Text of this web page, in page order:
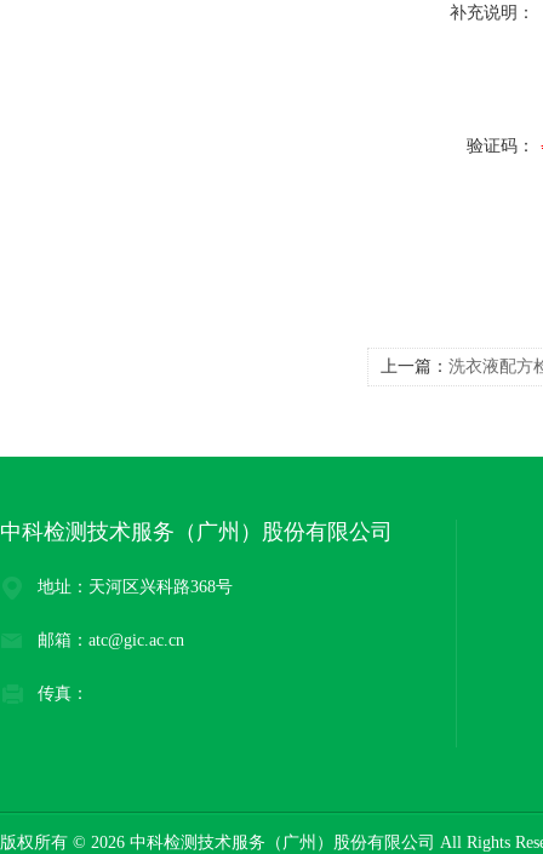
补充说明：
验证码：
上一篇： 洗衣液配方
中科检测技术服务（广州）股份有限公司
地址：天河区兴科路368号
邮箱：atc@gic.ac.cn
传真：
版权所有 © 2026 中科检测技术服务（广州）股份有限公司 All Rights